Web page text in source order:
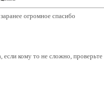
огромное спасибо
кому то не сложно, проверьте